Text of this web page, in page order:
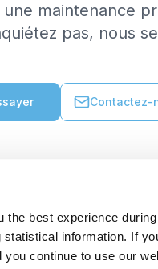
best experience
information. If
continue to use our
maintenance
pas, nous
Contactez-